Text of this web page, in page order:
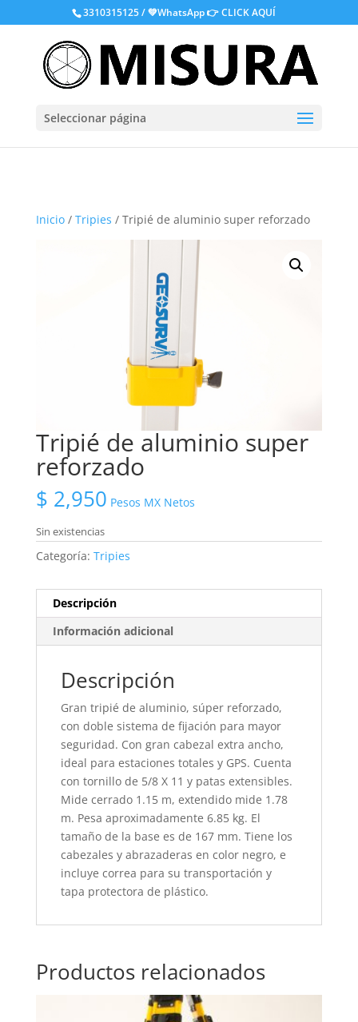
3310315125 / 💚WhatsApp👉 CLICK AQUÍ
Seleccionar página
Inicio/ Tripies / Tripié de aluminio super reforzado
Tripié de aluminio super
reforzado
$ 2,950 Pesos MX Netos
Sin existencias
Categoría: Tripies
Descripción
Información adicional
Descripción
Gran tripié de aluminio, súper reforzado,
con doble sistema de fijación para mayor
seguridad. Con gran cabezal extra ancho,
ideal para estaciones totales y GPS. Cuenta
con tornillo de 5/8 X 11 y patas extensibles.
Mide cerrado 1.15 m, extendido mide 1.78
m. Pesa aproximadamente 6.85 kg. El
tamaño de la base es de 167 mm. Tiene los
cabezales y abrazaderas en color negro, e
incluye correa para su transportación y
tapa protectora de plástico.
Productos relacionados